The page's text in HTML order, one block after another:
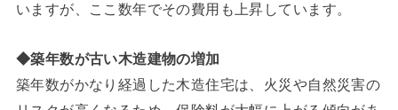
いますが、ここ数年でその費用も上昇しています。
◆築年数が古い木造建物の増加
築年数がかなり経過した木造住宅は、火災や自然災害の